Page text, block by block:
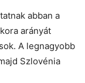
abban a
arányát
A legnagyobb
Szlovénia